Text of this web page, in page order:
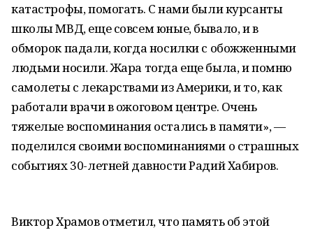
катастрофы, помогать. С нами были курсанты
школы МВД, еще совсем юные, бывало, и в
обморок падали, когда носилки с обожженными
людьми носили. Жара тогда еще была, и помню
самолеты с лекарствами из Америки, и то, как
работали врачи в ожоговом центре. Очень
тяжелые воспоминания остались в памяти», —
поделился своими воспоминаниями о страшных
событиях 30-летней давности Радий Хабиров.
Виктор Храмов отметил, что память об этой